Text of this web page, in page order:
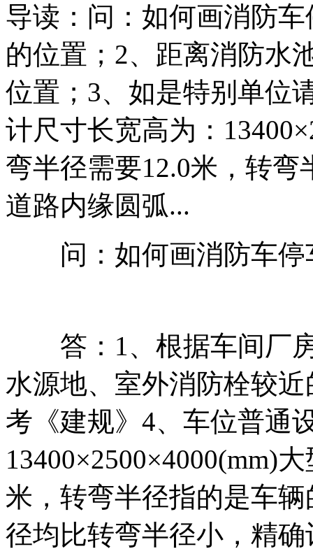
导读：问：如何画消防
的位置；2、距离消防水
位置；3、如是特别单位
计尺寸长宽高为：
弯半径需要12.0米，转
道路内缘圆弧...
问：如何画消防车停
答：1、根据车间厂房
水源地、室外消防栓较
考《建规》4、车位普通
13400×2500×4000(mm)
米，转弯半径指的是车
径均比转弯半径小，精